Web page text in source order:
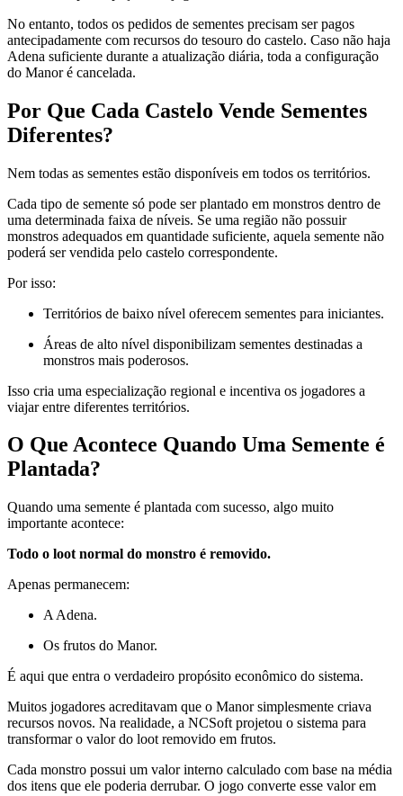
No entanto, todos os pedidos de sementes precisam ser pagos
antecipadamente com recursos do tesouro do castelo. Caso não haja
Adena suficiente durante a atualização diária, toda a configuração
do Manor é cancelada.
Por Que Cada Castelo Vende Sementes
Diferentes?
Nem todas as sementes estão disponíveis em todos os territórios.
Cada tipo de semente só pode ser plantado em monstros dentro de
uma determinada faixa de níveis. Se uma região não possuir
monstros adequados em quantidade suficiente, aquela semente não
poderá ser vendida pelo castelo correspondente.
Por isso:
Territórios de baixo nível oferecem sementes para iniciantes.
Áreas de alto nível disponibilizam sementes destinadas a
monstros mais poderosos.
Isso cria uma especialização regional e incentiva os jogadores a
viajar entre diferentes territórios.
O Que Acontece Quando Uma Semente é
Plantada?
Quando uma semente é plantada com sucesso, algo muito
importante acontece:
Todo o loot normal do monstro é removido.
Apenas permanecem:
A Adena.
Os frutos do Manor.
É aqui que entra o verdadeiro propósito econômico do sistema.
Muitos jogadores acreditavam que o Manor simplesmente criava
recursos novos. Na realidade, a NCSoft projetou o sistema para
transformar o valor do loot removido em frutos.
Cada monstro possui um valor interno calculado com base na média
dos itens que ele poderia derrubar. O jogo converte esse valor em